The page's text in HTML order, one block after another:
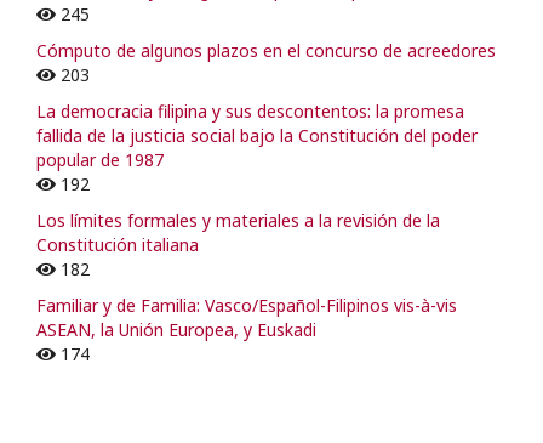
245
Cómputo de algunos plazos en el concurso de acreedores
203
La democracia filipina y sus descontentos: la promesa
fallida de la justicia social bajo la Constitución del poder
popular de 1987
192
Los límites formales y materiales a la revisión de la
Constitución italiana
182
Familiar y de Familia: Vasco/Español-Filipinos vis-à-vis
ASEAN, la Unión Europea, y Euskadi
174